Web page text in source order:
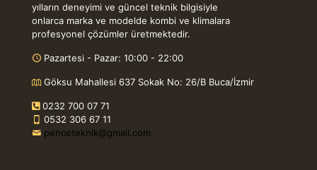
yılların deneyimi ve güncel teknik bilgisiyle
onlarca marka ve modelde kombi ve klimalara
profesyonel çözümler üretmektedir.
Pazartesi - Pazar: 10:00 - 22:00
Göksu Mahallesi 637 Sokak No: 26/B Buca/İzmir
0232 700 07 71
0532 306 67 11
penceteknik@gmail.com